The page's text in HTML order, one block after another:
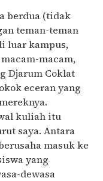
berdua (tidak
teman-teman
luar kampus,
macam,
Djarum Coklat
eceran yang
kuliah itu
saya. Antara
masuk ke
yang
dewasa